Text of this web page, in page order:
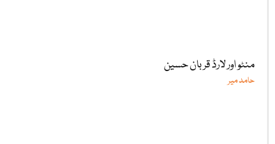
منٹو اور لارڈ قربان حسین
حامد میر